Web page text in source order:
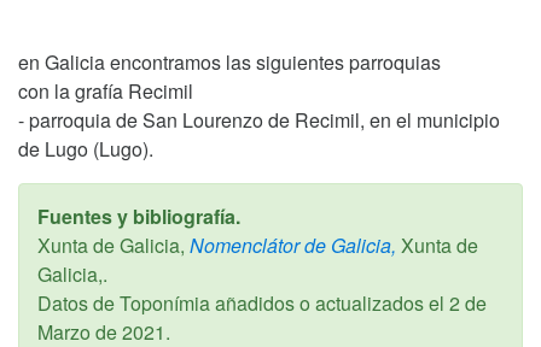
en Galicia encontramos las siguientes parroquias
con la grafía Recimil
- parroquia de San Lourenzo de Recimil, en el municipio
de Lugo (Lugo).
Fuentes y bibliografía.
Xunta de Galicia, Nomenclátor de Galicia, Xunta de
Galicia,.
Datos de Toponímia añadidos o actualizados el 2 de
Marzo de 2021.